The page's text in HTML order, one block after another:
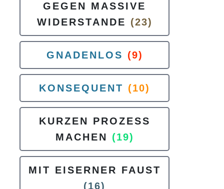
GEGEN MASSIVE
WIDERSTANDE (23)
GNADENLOS (9)
KONSEQUENT (10)
KURZEN PROZESS
MACHEN
(19)
MIT EISERNER FAUST
(16)